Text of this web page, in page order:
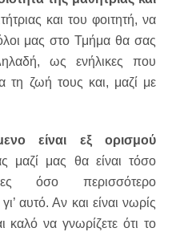
και του φοιτητή, να
όλοι μας στο Τμήμα θα σας
ως ενήλικες που
τη ζωή τους και, μαζί με
είναι εξ ορισμού
μαζί μας θα είναι τόσο
όσο περισσότερο
γι’ αυτό. Αν και είναι νωρίς
καλό να γνωρίζετε ότι το